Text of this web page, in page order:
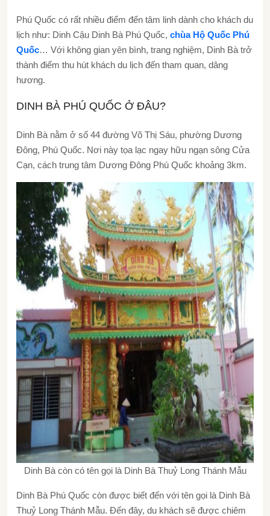
Phú Quốc có rất nhiều điểm đến tâm linh dành cho khách du
lịch như: Dinh Cậu Dinh Bà Phú Quốc, chùa Hộ Quốc Phú
Quốc… Với không gian yên bình, trang nghiệm, Dinh Bà trở
thành điểm thu hút khách du lịch đến tham quan, dâng
hương.
DINH BÀ PHÚ QUỐC Ở ĐÂU?
Dinh Bà nằm ở số 44 đường Võ Thị Sáu, phường Dương
Đông, Phú Quốc. Nơi này tọa lạc ngay hữu ngạn sông Cửa
Cạn, cách trung tâm Dương Đông Phú Quốc khoảng 3km.
Dinh Bà còn có tên gọi là Dinh Bà Thuỷ Long Thánh Mẫu
Dinh Bà Phú Quốc còn được biết đến với tên gọi là Dinh Bà
Thuỷ Long Thánh Mẫu. Đến đây, du khách sẽ được chiêm